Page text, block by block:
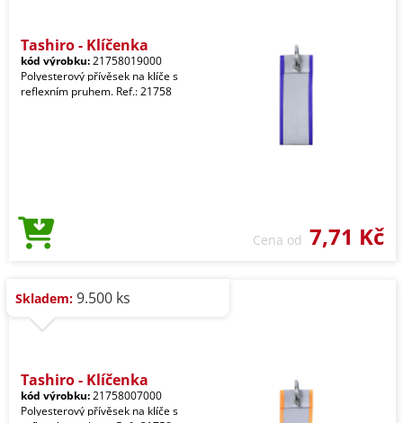
Tashiro - Klíčenka
kód výrobku:21758019000
Polyesterový přívěsek na klíče s
reflexním pruhem. Ref.: 21758
Cena od 7,71 Kč
Skladem: 9.500 ks
Tashiro - Klíčenka
kód výrobku:21758007000
Polyesterový přívěsek na klíče s